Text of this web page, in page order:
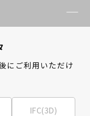
にご利用いただけ
IFC(3D)